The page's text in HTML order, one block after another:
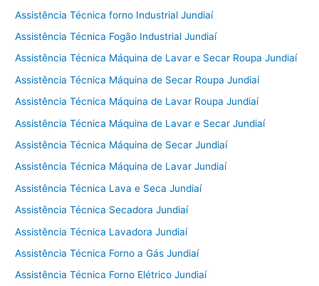
Assistência Técnica forno Industrial Jundiaí
Assistência Técnica Fogão Industrial Jundiaí
Assistência Técnica Máquina de Lavar e Secar Roupa Jundiaí
Assistência Técnica Máquina de Secar Roupa Jundiaí
Assistência Técnica Máquina de Lavar Roupa Jundiaí
Assistência Técnica Máquina de Lavar e Secar Jundiaí
Assistência Técnica Máquina de Secar Jundiaí
Assistência Técnica Máquina de Lavar Jundiaí
Assistência Técnica Lava e Seca Jundiaí
Assistência Técnica Secadora Jundiaí
Assistência Técnica Lavadora Jundiaí
Assistência Técnica Forno a Gás Jundiaí
Assistência Técnica Forno Elétrico Jundiaí